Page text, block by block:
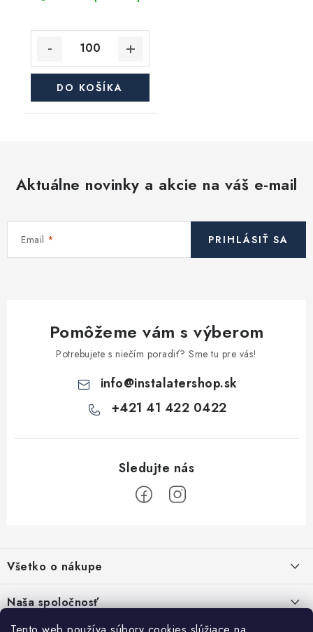
DO KOŠÍKA
Aktuálne novinky a akcie na váš e-mail
Email PRIHLÁSIŤ SA
Pomôžeme vám s výberom
Potrebujete s niečím poradiť? Sme tu pre vás!
info@instalatershop.sk
+421 41 422 0422
p
ä
t
Všetko o nákupe
Kontakty
Naša spoločnosť